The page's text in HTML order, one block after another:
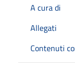
A cura di
Allegati
Contenuti